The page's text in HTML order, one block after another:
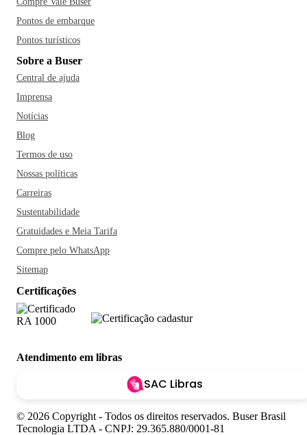
Pontos de embarque
Pontos turísticos
Sobre a Buser
Central de ajuda
Imprensa
Notícias
Blog
Termos de uso
Nossas políticas
Carreiras
Sustentabilidade
Gratuidades e Meia Tarifa
Compre pelo WhatsApp
Sitemap
Certificações
Atendimento em libras
SAC Libras
© 2026 Copyright - Todos os direitos reservados. Buser Brasil
Tecnologia LTDA - CNPJ: 29.365.880/0001-81